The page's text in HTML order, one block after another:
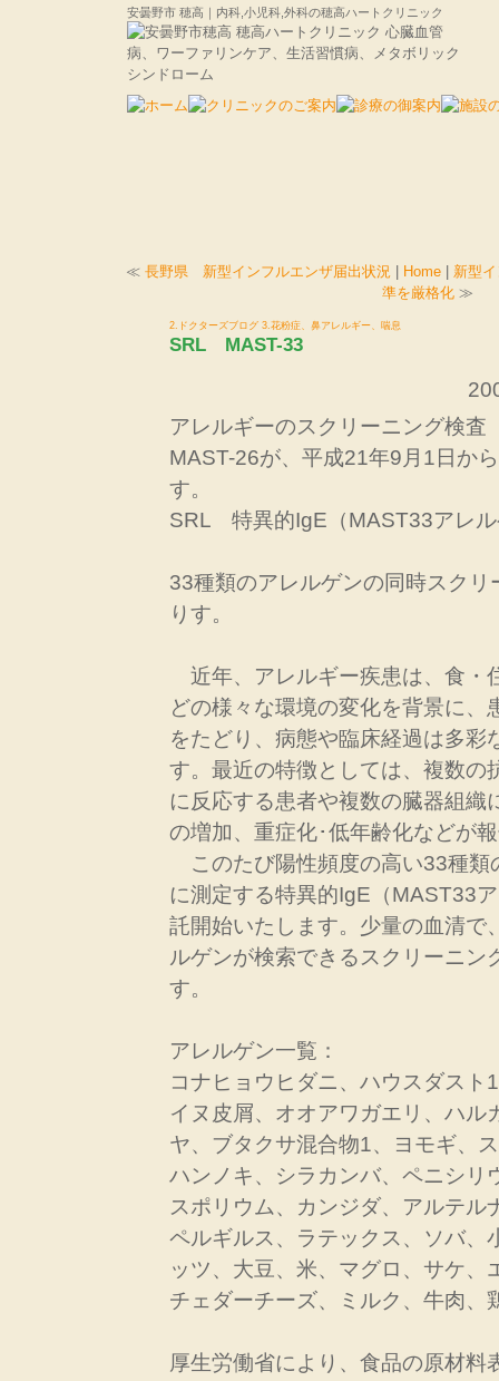
安曇野市 穂高｜内科,小児科,外科の穂高ハートクリニック
≪ 長野県 新型インフルエンザ届出状況 Home
新型
準を厳格化≫
2.ドクターズブログ 3.花粉症、鼻アレルギー、喘息
SRL MAST-33
アレルギーのスクリーニング検査
MAST-26が、平成21年9月1日か
す。
SRL 特異的IgE（MAST33アレ
33種類のアレルゲンの同時スクリ
りす。
近年、アレルギー疾患は、食・
どの様々な環境の変化を背景に、
をたどり、病態や臨床経過は多彩
す。最近の特徴としては、複数の
に反応する患者や複数の臓器組織
の増加、重症化･低年齢化などが
このたび陽性頻度の高い33種類
に測定する特異的IgE（MAST33
託開始いたします。少量の血清で
ルゲンが検索できるスクリーニン
す。
アレルゲン一覧：
コナヒョウヒダニ、ハウスダスト
イヌ皮屑、オオアワガエリ、ハル
ヤ、ブタクサ混合物1、ヨモギ、
ハンノキ、シラカンバ、ペニシリ
スポリウム、カンジダ、アルテル
ペルギルス、ラテックス、ソバ、
ッツ、大豆、米、マグロ、サケ、
チェダーチーズ、ミルク、牛肉、
厚生労働省により、食品の原材料